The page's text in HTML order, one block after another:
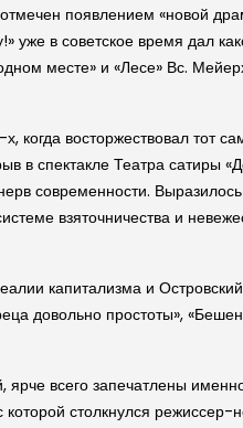
появлением «новой
уже в советское время дал
месте» и «Лесе» Вс.
когда восторжествовал тот
в спектакле Театра сатиры
современности.
взяточничества и
капитализма и
довольно простоты»,
всего запечатлены
столкнулся